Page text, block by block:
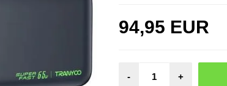
94,95 EUR
- +